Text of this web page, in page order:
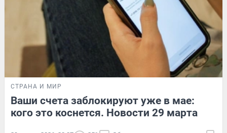
СТРАНА И МИР
Ваши счета заблокируют уже в мае:
кого это коснется. Новости 29 марта